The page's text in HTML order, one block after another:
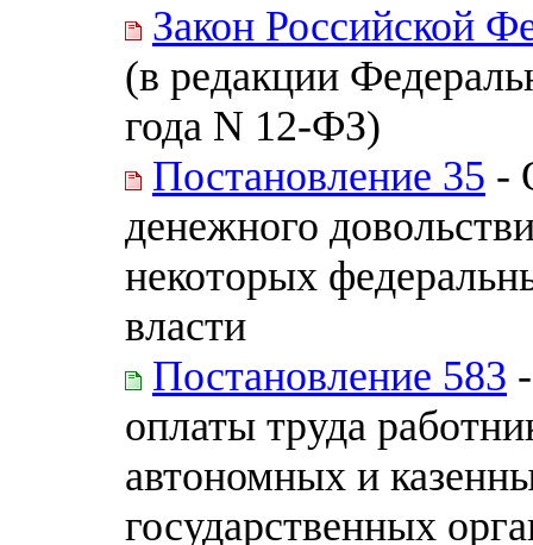
Закон Российской
(в редакции
года N 12-ФЗ)
Постановление 35 -
денежного
некоторых
власти
Постановление 583
оплаты труда
автономных и
государственных